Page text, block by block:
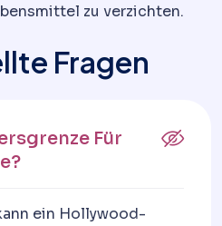
zu verzichten.
Fragen
Für
ein Hollywood-